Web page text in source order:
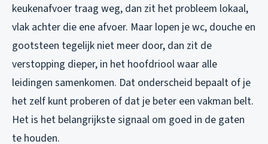
keukenafvoer traag weg, dan zit het probleem lokaal,
vlak achter die ene afvoer. Maar lopen je wc, douche en
gootsteen tegelijk niet meer door, dan zit de
verstopping dieper, in het hoofdriool waar alle
leidingen samenkomen. Dat onderscheid bepaalt of je
het zelf kunt proberen of dat je beter een vakman belt.
Het is het belangrijkste signaal om goed in de gaten
te houden.